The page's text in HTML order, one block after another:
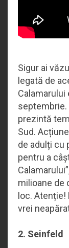
Sigur ai
legată de
Calamarului
septembrie.
prezintă
Sud.
de adulți cu
pentru a
milioane de
loc. Atenție!
vrei
2. Seinfeld